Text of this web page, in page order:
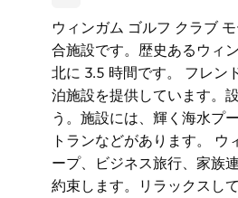
ウィンガム ゴルフ クラブ
合施設です。歴史あるウィ
北に 3.5 時間です。 フレン
泊施設を提供しています。
う。施設には、輝く海水プ
トランなどがあります。
ープ、ビジネス旅行、家族
約束します。リラックスし